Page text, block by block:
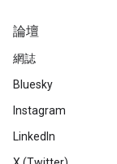
論壇
網誌
Bluesky
Instagram
LinkedIn